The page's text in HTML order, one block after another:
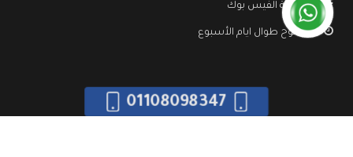
صفحة الفيس بوك
مفتوح طوال ايام الأسبوع
01108098347